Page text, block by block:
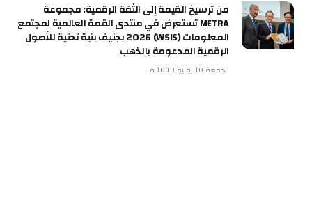
من ترسيخ القيمة إلى الثقة الرقمية: مجموعة
METRA تستعرض في منتدى القمة العالمية لمجتمع
المعلومات (WSIS) 2026 بجنيف بنية تحتية للأصول
الرقمية المدعومة بالذهب
الجمعة 10 يوليو 10:19 م